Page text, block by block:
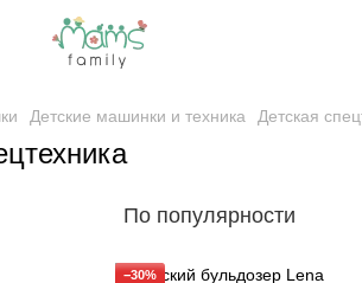
Детские машинки и техника Детская
По популярности
−30%